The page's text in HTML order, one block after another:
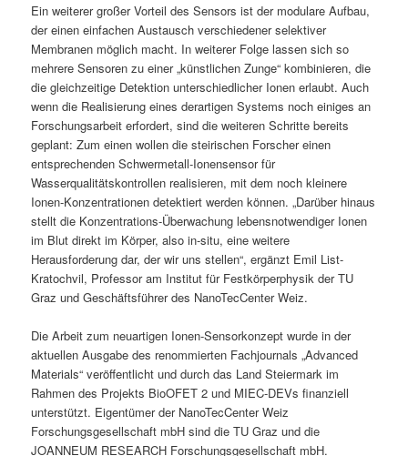
Ein weiterer großer Vorteil des Sensors ist der modulare Aufbau,
der einen einfachen Austausch verschiedener selektiver
Membranen möglich macht. In weiterer Folge lassen sich so
mehrere Sensoren zu einer „künstlichen Zunge“ kombinieren, die
die gleichzeitige Detektion unterschiedlicher Ionen erlaubt. Auch
wenn die Realisierung eines derartigen Systems noch einiges an
Forschungsarbeit erfordert, sind die weiteren Schritte bereits
geplant: Zum einen wollen die steirischen Forscher einen
entsprechenden Schwermetall-Ionensensor für
Wasserqualitätskontrollen realisieren, mit dem noch kleinere
Ionen-Konzentrationen detektiert werden können. „Darüber hinaus
stellt die Konzentrations-Überwachung lebensnotwendiger Ionen
im Blut direkt im Körper, also in-situ, eine weitere
Herausforderung dar, der wir uns stellen“, ergänzt Emil List-
Kratochvil, Professor am Institut für Festkörperphysik der TU
Graz und Geschäftsführer des NanoTecCenter Weiz.
Die Arbeit zum neuartigen Ionen-Sensorkonzept wurde in der
aktuellen Ausgabe des renommierten Fachjournals „Advanced
Materials“ veröffentlicht und durch das Land Steiermark im
Rahmen des Projekts BioOFET 2 und MIEC-DEVs finanziell
unterstützt. Eigentümer der NanoTecCenter Weiz
Forschungsgesellschaft mbH sind die TU Graz und die
JOANNEUM RESEARCH Forschungsgesellschaft mbH.